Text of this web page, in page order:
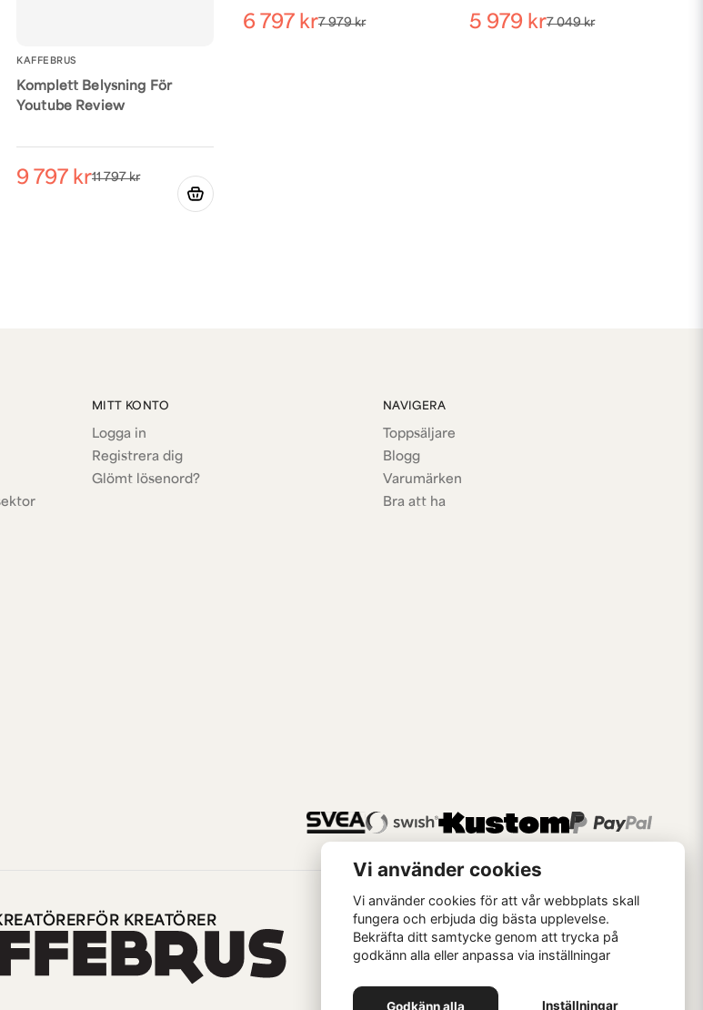
KAFFEBRUS
Komplett Belysning För
Youtube Review
11 797 kr
9 797 kr
7 979 kr
6 797 kr 7 049 kr
5 979 kr
MITT KONTO
Logga in
Registrera dig
Glömt lösenord?
NAVIGERA
Toppsäljare
Blogg
Varumärken
Bra att ha
FÖR KREATÖRER
Handla som
Vi använder cookies
Vi använder cookies för att vår webbplats skall
fungera och erbjuda dig bästa upplevelse.
Bekräfta ditt samtycke genom att trycka på
godkänn alla eller anpassa via inställningar
Godkänn alla Inställningar